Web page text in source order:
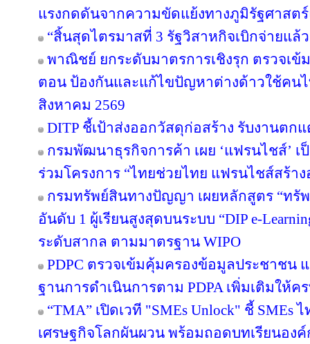
แรงกดดันจากความขัดแย้งทางภูมิรัฐศาสต
“สิ้นสุดไตรมาสที่ 3 รัฐวิสาหกิจเบิกจ่ายแล้
พาณิชย์ ยกระดับมาตรการเชิงรุก ตรวจเ
ตอน ป้องกันและแก้ไขปัญหาต่างด้าวใช้คนไ
สิงหาคม 2569
DITP ชี้เป้าส่งออกวัสดุก่อสร้าง รับงานตก
กรมพัฒนาธุรกิจการค้า เผย ‘แฟรนไชส์’
ร่วมโครงการ “ไทยช่วยไทย แฟรนไชส์สร้า
กรมทรัพย์สินทางปัญญา เผยหลักสูตร “ท
อันดับ 1 ผู้เรียนสูงสุดบนระบบ “DIP e-
ระดับสากล ตามมาตรฐาน WIPO
PDPC ตรวจเข้มคุ้มครองข้อมูลประชาชน
ฐานการดำเนินการตาม PDPA เพิ่มเติมให้ค
“TMA” เปิดเวที "SMEs Unlock" ชี้ SMEs
เศรษฐกิจโลกผันผวน พร้อมถอดบทเรียนอง